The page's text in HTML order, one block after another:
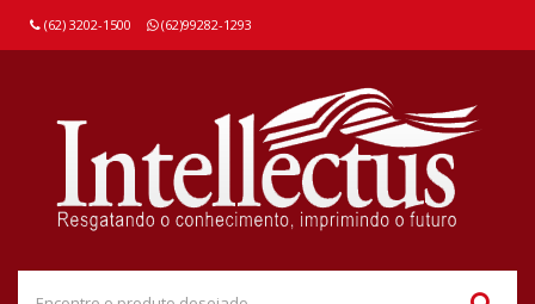
(62) 3202-1500 (62)99282-1293